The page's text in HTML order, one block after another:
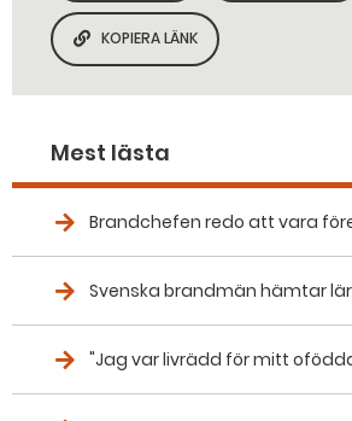
KOPIERA SIDANS LÄNK
KOPIERA LÄNK
Mest lästa
Brandchefen redo att vara
Svenska brandmän hämtar
"Jag var livrädd för mitt